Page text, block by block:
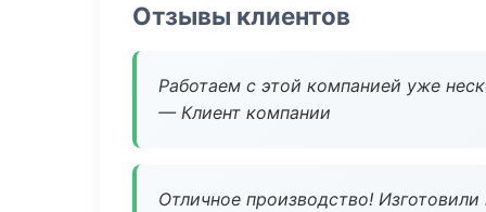
Отзывы клиентов
Работаем с этой компанией уже
— Клиент компании
Отличное производство!